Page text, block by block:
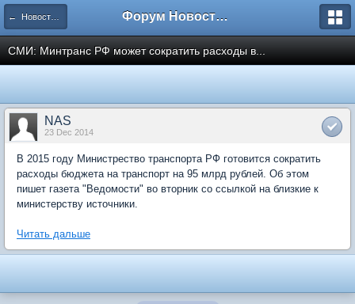
← Новости рынка недвижимости Форум Новостройки
СМИ: Минтранс РФ может сократить расходы в...
NAS
23 Dec 2014
В 2015 году Министрество транспорта РФ готовится сократить
расходы бюджета на транспорт на 95 млрд рублей. Об этом
пишет газета "Ведомости" во вторник со ссылкой на близкие к
министерству источники.
Читать дальше